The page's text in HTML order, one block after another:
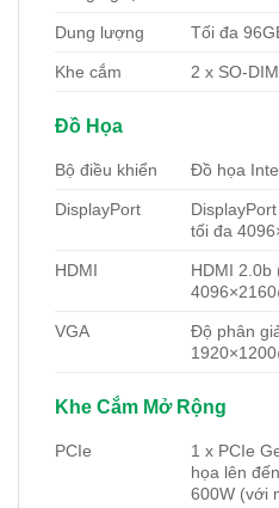
Dung lượng Tối đa
Khe cắm 2 x SO-
Đồ Họa
Bộ điều khiển Đồ họa
DisplayPort
tối đa
HDMI
HDMI 2.0b
VGA
Độ phân
Khe Cắm Mở Rộng
PCIe
1 x PCIe
họa lên
600W (với